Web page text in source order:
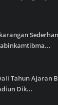
Tahun Ajaran
Dik...